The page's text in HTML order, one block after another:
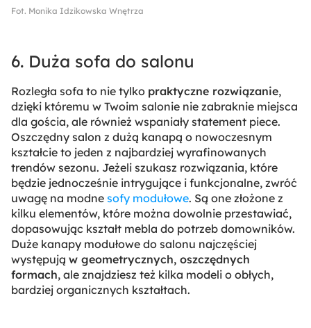
Fot. Monika Idzikowska Wnętrza
6. Duża sofa do salonu
Rozległa sofa to nie tylko praktyczne rozwiązanie,
dzięki któremu w Twoim salonie nie zabraknie miejsca
dla gościa, ale również wspaniały statement piece.
Oszczędny salon z dużą kanapą o nowoczesnym
kształcie to jeden z najbardziej wyrafinowanych
trendów sezonu. Jeżeli szukasz rozwiązania, które
będzie jednocześnie intrygujące i funkcjonalne, zwróć
uwagę na modne sofy modułowe. Są one złożone z
kilku elementów, które można dowolnie przestawiać,
dopasowując kształt mebla do potrzeb domowników.
Duże kanapy modułowe do salonu najczęściej
występują w geometrycznych, oszczędnych
formach, ale znajdziesz też kilka modeli o obłych,
bardziej organicznych kształtach.